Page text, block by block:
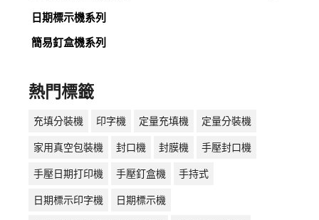
日期標示機系列
簡易釘盒機系列
熱門標籤
充填分裝機 印字機 定量充填機 定量分裝機
家用真空包裝機 封口機 封膜機 手壓封口機
手壓日期打印機 手壓釘盒機 手持式
日期標示印字機 日期標示機